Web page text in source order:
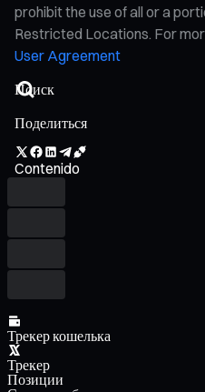
prohibit the use of all or a
Restricted Locations. For
User Agreement
Поделиться
Contenido
Трекер кошелька
Трекер
Позиции